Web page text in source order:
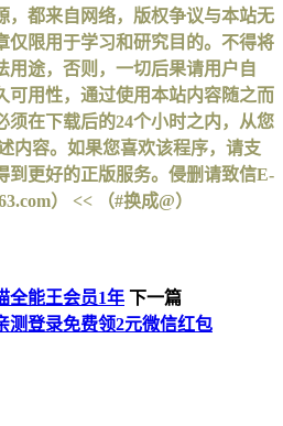
，都来自网络，版权争议与本站无
仅限用于学习和研究目的。不得将
用途，否则，一切后果请用户自
可用性，通过使用本站内容随之而
须在下载后的24个小时之内，从您
内容。如果您喜欢该程序，请支
到更好的正版服务。侵删请致信E-
） << （#换成@）
全能王会员1年 下一篇
测登录免费领2元微信红包